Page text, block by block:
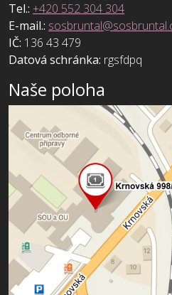
Tel.: +420 552 304 304
E-mail.:
IČ: 136 43 479
Datová schránka: rgsfdpq
Naše poloha